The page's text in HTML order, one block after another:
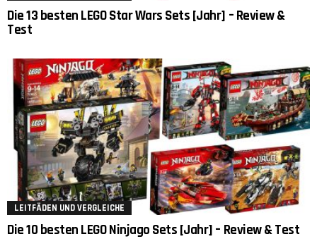
Die 13 besten LEGO Star Wars Sets [Jahr] – Review &
Test
LEITFÄDEN UND VERGLEICHE
Die 10 besten LEGO Ninjago Sets [Jahr] – Review & Test